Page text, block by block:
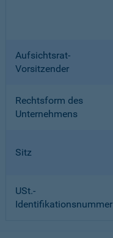
Aufsichtsrat-
Vorsitzender
Rechtsform des
Unternehmens
Sitz
USt.-
Identifikationsnummer